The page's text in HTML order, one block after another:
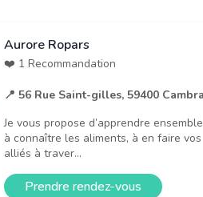
Aurore Ropars
❤️ 1 Recommandation
📍 56 Rue Saint-gilles, 59400
Je vous propose d’apprendre ensemble
à connaître les aliments, à en faire vos
alliés à traver...
Prendre rendez-vous